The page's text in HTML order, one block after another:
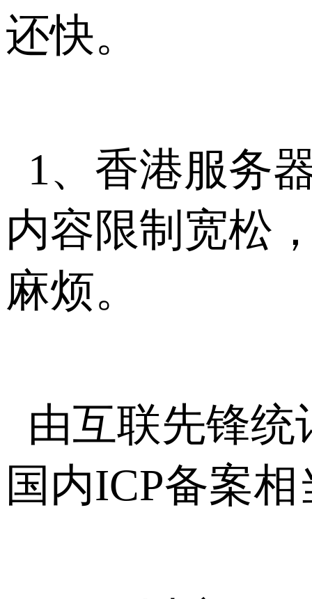
还快。
1、香港服务
内容限制宽松
麻烦。
由互联先锋
国内ICP备案